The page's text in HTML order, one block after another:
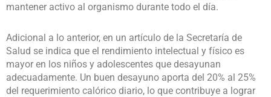
mantener activo al organismo durante todo el día.
Adicional a lo anterior, en un artículo de la Secretaría de
Salud se indica que el rendimiento intelectual y físico es
mayor en los niños y adolescentes que desayunan
adecuadamente. Un buen desayuno aporta del 20% al 25%
del requerimiento calórico diario, lo que contribuye a lograr